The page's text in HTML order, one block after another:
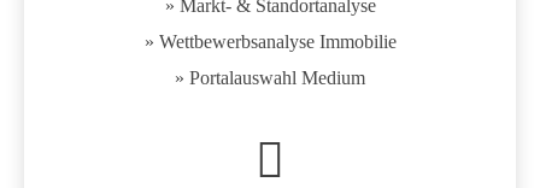
» Markt- & Standortanalyse
» Wettbewerbsanalyse Immobilie
» Portalauswahl Medium